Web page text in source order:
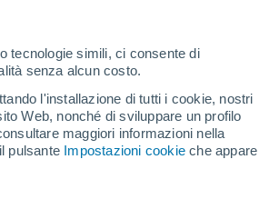
tecnologie simili, ci consente di
senza alcun costo.
l'installazione di tutti i cookie, nostri
Web, nonché di sviluppare un profilo
maggiori informazioni nella
pulsante Impostazioni cookie che appare
Domani
7 Ago
Sabato
8 Ago